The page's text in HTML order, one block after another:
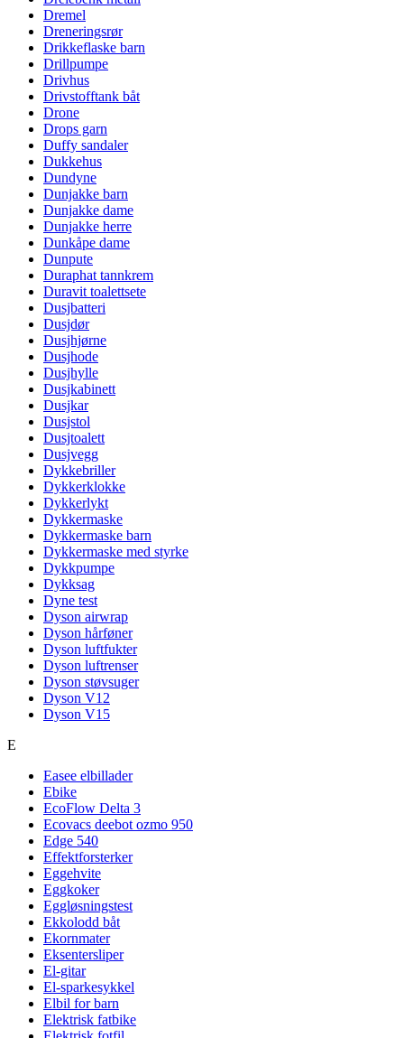
Dremel
Dreneringsrør
Drikkeflaske barn
Drillpumpe
Drivhus
Drivstofftank båt
Drone
Drops garn
Duffy sandaler
Dukkehus
Dundyne
Dunjakke barn
Dunjakke dame
Dunjakke herre
Dunkåpe dame
Dunpute
Duraphat tannkrem
Duravit toalettsete
Dusjbatteri
Dusjdør
Dusjhjørne
Dusjhode
Dusjhylle
Dusjkabinett
Dusjkar
Dusjstol
Dusjtoalett
Dusjvegg
Dykkebriller
Dykkerklokke
Dykkerlykt
Dykkermaske
Dykkermaske barn
Dykkermaske med styrke
Dykkpumpe
Dykksag
Dyne test
Dyson airwrap
Dyson hårføner
Dyson luftfukter
Dyson luftrenser
Dyson støvsuger
Dyson V12
Dyson V15
E
Easee elbillader
Ebike
EcoFlow Delta 3
Ecovacs deebot ozmo 950
Edge 540
Effektforsterker
Eggehvite
Eggkoker
Eggløsningstest
Ekkolodd båt
Ekornmater
Eksentersliper
El-gitar
El-sparkesykkel
Elbil for barn
Elektrisk fatbike